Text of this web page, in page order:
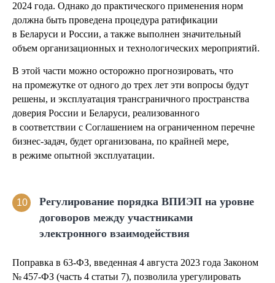
2024 года. Однако до практического применения норм
должна быть проведена процедура ратификации
в Беларуси и России, а также выполнен значительный
объем организационных и технологических мероприятий.
В этой части можно осторожно прогнозировать, что
на промежутке от одного до трех лет эти вопросы будут
решены, и эксплуатация трансграничного пространства
доверия России и Беларуси, реализованного
в соответствии с Соглашением на ограниченном перечне
бизнес-задач, будет организована, по крайней мере,
в режиме опытной эксплуатации.
10
Регулирование порядка ВПИЭП на уровне
договоров между участниками
электронного взаимодействия
Поправка в 63-ФЗ, введенная 4 августа 2023 года Законом
№ 457-ФЗ (часть 4 статьи 7), позволила урегулировать